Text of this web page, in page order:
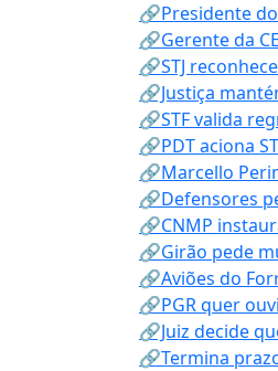
🔗Presidente
🔗Gerente da
🔗STJ
🔗Justiça
🔗STF valida
🔗PDT aciona
🔗Marcello
🔗Defensores
🔗CNMP
🔗Girão pede
🔗Aviões do
🔗PGR quer
🔗Juiz decide
🔗Termina